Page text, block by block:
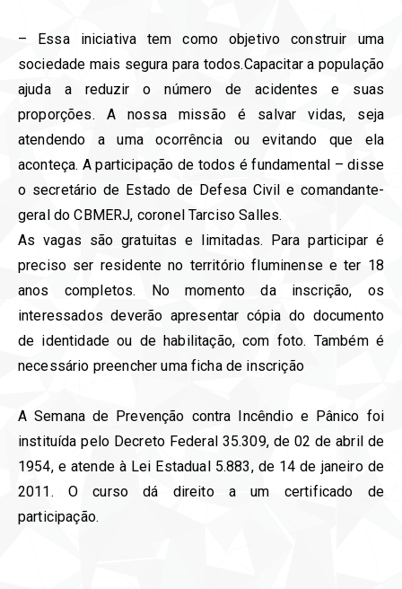
– Essa iniciativa tem como objetivo construir uma
sociedade mais segura para todos.Capacitar a população
ajuda a reduzir o número de acidentes e suas
proporções. A nossa missão é salvar vidas, seja
atendendo a uma ocorrência ou evitando que ela
aconteça. A participação de todos é fundamental – disse
o secretário de Estado de Defesa Civil e comandante-
geral do CBMERJ, coronel Tarciso Salles.
As vagas são gratuitas e limitadas. Para participar é
preciso ser residente no território fluminense e ter 18
anos completos. No momento da inscrição, os
interessados deverão apresentar cópia do documento
de identidade ou de habilitação, com foto. Também é
necessário preencher uma ficha de inscrição
A Semana de Prevenção contra Incêndio e Pânico foi
instituída pelo Decreto Federal 35.309, de 02 de abril de
1954, e atende à Lei Estadual 5.883, de 14 de janeiro de
2011. O curso dá direito a um certificado de
participação.